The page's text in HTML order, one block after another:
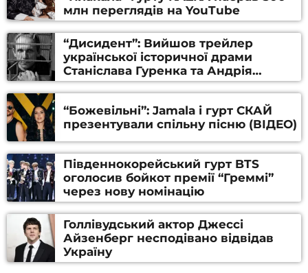
млн переглядів на YouTube
“Дисидент”: Вийшов трейлер
української історичної драми
Станіслава Гуренка та Андрія
Алфьорова (ВІДЕО)
“Божевільні”: Jamala і гурт СКАЙ
презентували спільну пісню (ВІДЕО)
Південнокорейський гурт BTS
оголосив бойкот премії “Греммі”
через нову номінацію
Голлівудський актор Джессі
Айзенберг несподівано відвідав
Україну